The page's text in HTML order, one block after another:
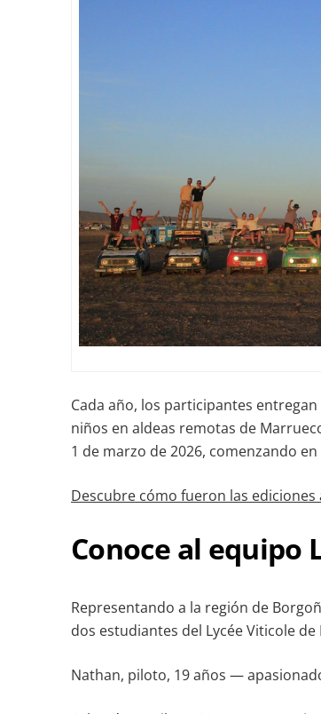
Cada año, los participantes
niños en aldeas remotas de
1 de marzo de 2026, comenzando
Descubre cómo fueron las
Conoce al equipo
Representando a la región de
dos estudiantes del Lycée Viticole de
Nathan, piloto, 19 años —